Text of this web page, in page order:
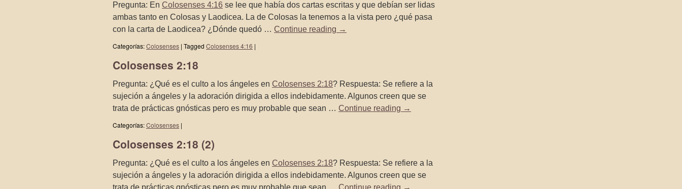
Pregunta: En Colosenses 4:16 se lee que había dos cartas escritas y que debían ser lidas
ambas tanto en Colosas y Laodicea. La de Colosas la tenemos a la vista pero ¿qué pasa
con la carta de Laodicea? ¿Dónde quedó … Continue reading →
Categorías:Colosenses | Tagged Colosenses 4:16 |
Colosenses 2:18
Pregunta: ¿Qué es el culto a los ángeles en Colosenses 2:18? Respuesta: Se refiere a la
sujeción a ángeles y la adoración dirigida a ellos indebidamente. Algunos creen que se
trata de prácticas gnósticas pero es muy probable que sean … Continue reading →
Categorías:Colosenses |
Colosenses 2:18 (2)
Pregunta: ¿Qué es el culto a los ángeles en Colosenses 2:18? Respuesta: Se refiere a la
sujeción a ángeles y la adoración dirigida a ellos indebidamente. Algunos creen que se
trata de prácticas gnósticas pero es muy probable que sean … Continue reading →